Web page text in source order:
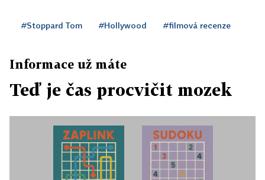
#Stoppard Tom #Hollywood #filmová recenze
Informace už máte
Teď je čas procvičit mozek